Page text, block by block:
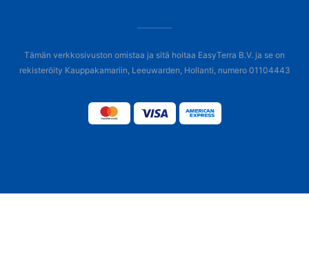
Tämän verkkosivuston omistaa ja sitä hoitaa EasyTerra B.V. ja se on
rekisteröity Kauppakamariin, Leeuwarden, Hollanti, numero 01104443